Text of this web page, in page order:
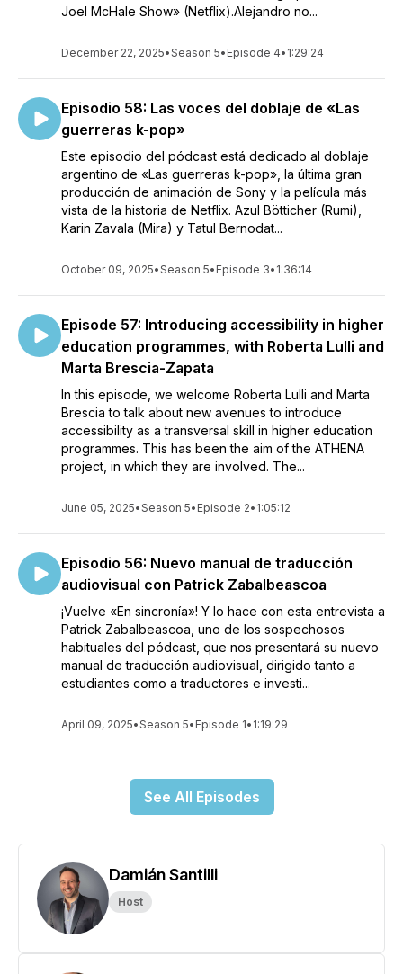
Joel McHale Show» (Netflix).Alejandro no...
December 22, 2025•Season 5• Episode 4• 1:29:24
Episodio 58: Las voces del doblaje de «Las
guerreras k-pop»
Este episodio del pódcast está dedicado al doblaje
argentino de «Las guerreras k-pop», la última gran
producción de animación de Sony y la película más
vista de la historia de Netflix. Azul Bötticher (Rumi),
Karin Zavala (Mira) y Tatul Bernodat...
October 09, 2025•Season 5• Episode 3• 1:36:14
Episode 57: Introducing accessibility in higher
education programmes, with Roberta Lulli and
Marta Brescia-Zapata
In this episode, we welcome Roberta Lulli and Marta
Brescia to talk about new avenues to introduce
accessibility as a transversal skill in higher education
programmes. This has been the aim of the ATHENA
project, in which they are involved. The...
June 05, 2025•Season 5• Episode 2• 1:05:12
Episodio 56: Nuevo manual de traducción
audiovisual con Patrick Zabalbeascoa
¡Vuelve «En sincronía»! Y lo hace con esta entrevista a
Patrick Zabalbeascoa, uno de los sospechosos
habituales del pódcast, que nos presentará su nuevo
manual de traducción audiovisual, dirigido tanto a
estudiantes como a traductores e investi...
April 09, 2025•Season 5• Episode 1• 1:19:29
See All Episodes
Damián Santilli
Host